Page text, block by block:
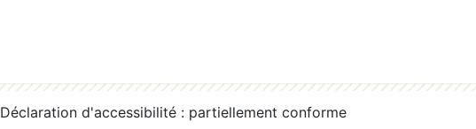
Déclaration d'accessibilité : partiellement conforme